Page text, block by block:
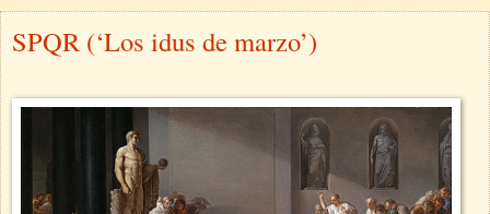
SPQR (‘Los idus de marzo’)